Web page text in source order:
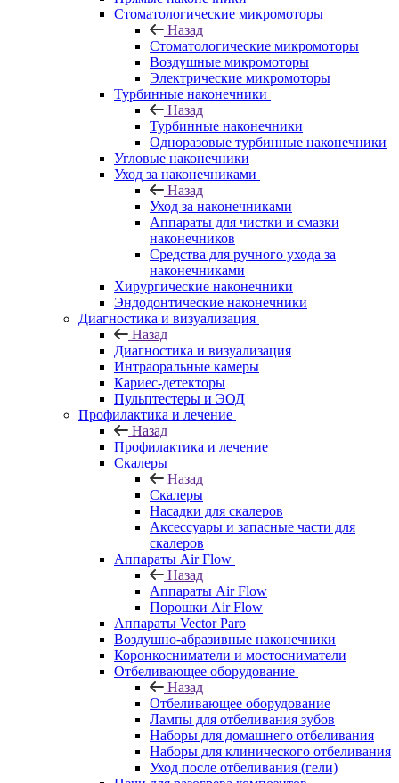
Стоматологические микромоторы
Назад
Стоматологические микромоторы
Воздушные микромоторы
Электрические микромоторы
Турбинные наконечники
Назад
Турбинные наконечники
Одноразовые турбинные наконечники
Угловые наконечники
Уход за наконечниками
Назад
Уход за наконечниками
Аппараты для чистки и смазки
наконечников
Средства для ручного ухода за
наконечниками
Хирургические наконечники
Эндодонтические наконечники
Диагностика и визуализация
Назад
Диагностика и визуализация
Интраоральные камеры
Кариес-детекторы
Пульптестеры и ЭОД
Профилактика и лечение
Назад
Профилактика и лечение
Скалеры
Назад
Скалеры
Насадки для скалеров
Аксессуары и запасные части для
скалеров
Аппараты Air Flow
Назад
Аппараты Air Flow
Порошки Air Flow
Аппараты Vector Paro
Воздушно-абразивные наконечники
Коронкосниматели и мостосниматели
Отбеливающее оборудование
Назад
Отбеливающее оборудование
Лампы для отбеливания зубов
Наборы для домашнего отбеливания
Наборы для клинического отбеливания
Уход после отбеливания (гели)